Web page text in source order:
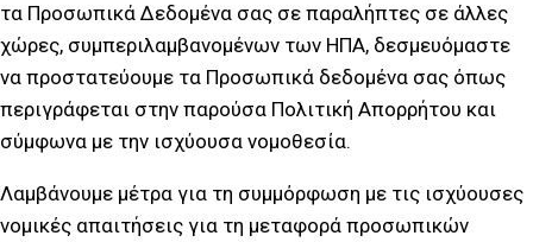
τα Προσωπικά Δεδομένα σας σε παραλήπτες σε άλλες
χώρες, συμπεριλαμβανομένων των ΗΠΑ, δεσμευόμαστε
να προστατεύουμε τα Προσωπικά δεδομένα σας όπως
περιγράφεται στην παρούσα Πολιτική Απορρήτου και
σύμφωνα με την ισχύουσα νομοθεσία.
Λαμβάνουμε μέτρα για τη συμμόρφωση με τις ισχύουσες
νομικές απαιτήσεις για τη μεταφορά προσωπικών